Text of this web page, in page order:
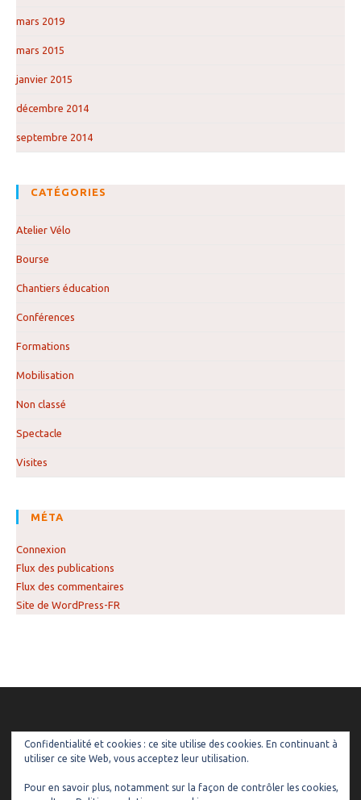
mars 2019
mars 2015
janvier 2015
décembre 2014
septembre 2014
CATÉGORIES
Atelier Vélo
Bourse
Chantiers éducation
Conférences
Formations
Mobilisation
Non classé
Spectacle
Visites
MÉTA
Connexion
Flux des publications
Flux des commentaires
Site de WordPress-FR
Confidentialité et cookies : ce site utilise des cookies. En continuant à
utiliser ce site Web, vous acceptez leur utilisation.
Pour en savoir plus, notamment sur la façon de contrôler les cookies,